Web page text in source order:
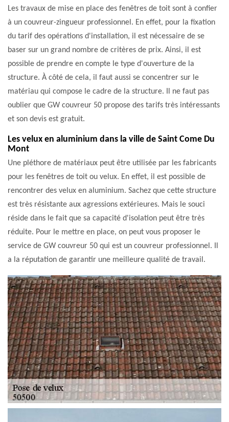
Les travaux de mise en place des fenêtres de toit sont à confier
à un couvreur-zingueur professionnel. En effet, pour la fixation
du tarif des opérations d'installation, il est nécessaire de se
baser sur un grand nombre de critères de prix. Ainsi, il est
possible de prendre en compte le type d'ouverture de la
structure. À côté de cela, il faut aussi se concentrer sur le
matériau qui compose le cadre de la structure. Il ne faut pas
oublier que GW couvreur 50 propose des tarifs très intéressants
et son devis est gratuit.
Les velux en aluminium dans la ville de Saint Come Du
Mont
Une pléthore de matériaux peut être utilisée par les fabricants
pour les fenêtres de toit ou velux. En effet, il est possible de
rencontrer des velux en aluminium. Sachez que cette structure
est très résistante aux agressions extérieures. Mais le souci
réside dans le fait que sa capacité d'isolation peut être très
réduite. Pour le mettre en place, on peut vous proposer le
service de GW couvreur 50 qui est un couvreur professionnel. Il
a la réputation de garantir une meilleure qualité de travail.